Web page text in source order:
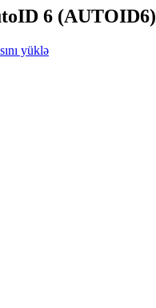
6 (AUTOID6)
yüklə